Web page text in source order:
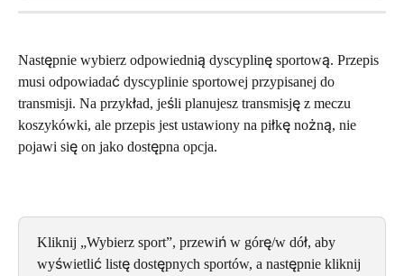
Następnie wybierz odpowiednią dyscyplinę sportową. Przepis
musi odpowiadać dyscyplinie sportowej przypisanej do
transmisji. Na przykład, jeśli planujesz transmisję z meczu
koszykówki, ale przepis jest ustawiony na piłkę nożną, nie
pojawi się on jako dostępna opcja.
Kliknij „Wybierz sport”, przewiń w górę/w dół, aby
wyświetlić listę dostępnych sportów, a następnie kliknij